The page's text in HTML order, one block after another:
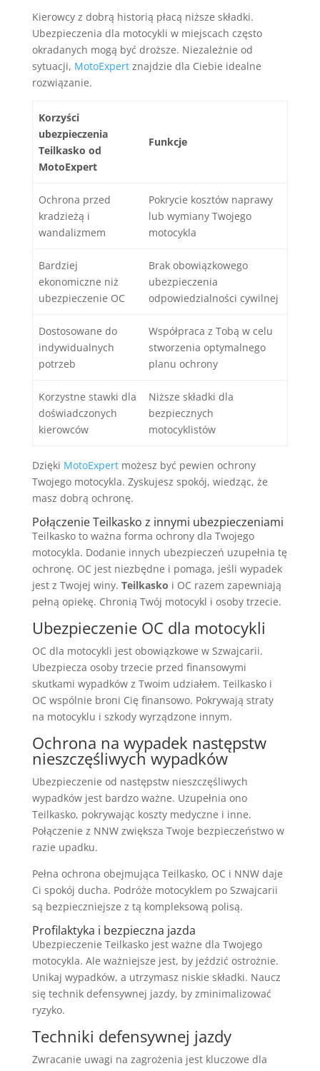
Kierowcy z dobrą historią płacą niższe składki.
Ubezpieczenia dla motocykli w miejscach często
okradanych mogą być droższe. Niezależnie od
sytuacji, MotoExpertznajdzie dla Ciebie idealne
rozwiązanie.
Korzyści
ubezpieczenia
Teilkasko od
MotoExpert
Funkcje
Ochrona przed
kradzieżą i
wandalizmem
Pokrycie kosztów naprawy
lub wymiany Twojego
motocykla
Bardziej
ekonomiczne niż
ubezpieczenie OC
Brak obowiązkowego
ubezpieczenia
odpowiedzialności cywilnej
Dostosowane do
indywidualnych
potrzeb
Współpraca z Tobą w celu
stworzenia optymalnego
planu ochrony
Korzystne stawki dla
doświadczonych
kierowców
Niższe składki dla
bezpiecznych
motocyklistów
Dzięki MotoExpertmożesz być pewien ochrony
Twojego motocykla. Zyskujesz spokój, wiedząc, że
masz dobrą ochronę.
Połączenie Teilkasko z innymi ubezpieczeniami
Teilkasko to ważna forma ochrony dla Twojego
motocykla. Dodanie innych ubezpieczeń uzupełnia tę
ochronę. OC jest niezbędne i pomaga, jeśli wypadek
jest z Twojej winy. Teilkasko i OC razem zapewniają
pełną opiekę. Chronią Twój motocykl i osoby trzecie.
Ubezpieczenie OC dla motocykli
OC dla motocykli jest obowiązkowe w Szwajcarii.
Ubezpiecza osoby trzecie przed finansowymi
skutkami wypadków z Twoim udziałem. Teilkasko i
OC wspólnie broni Cię finansowo. Pokrywają straty
na motocyklu i szkody wyrządzone innym.
Ochrona na wypadek następstw
nieszczęśliwych wypadków
Ubezpieczenie od następstw nieszczęśliwych
wypadków jest bardzo ważne. Uzupełnia ono
Teilkasko, pokrywając koszty medyczne i inne.
Połączenie z NNW zwiększa Twoje bezpieczeństwo w
razie upadku.
Pełna ochrona obejmująca Teilkasko, OC i NNW daje
Ci spokój ducha. Podróże motocyklem po Szwajcarii
są bezpieczniejsze z tą kompleksową polisą.
Profilaktyka i bezpieczna jazda
Ubezpieczenie Teilkasko jest ważne dla Twojego
motocykla. Ale ważniejsze jest, by jeździć ostrożnie.
Unikaj wypadków, a utrzymasz niskie składki. Naucz
się technik defensywnej jazdy, by zminimalizować
ryzyko.
Techniki defensywnej jazdy
Zwracanie uwagi na zagrożenia jest kluczowe dla